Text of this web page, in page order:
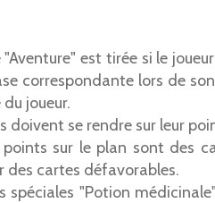
est tirée si le
correspondante lors de
joueur.
doivent se rendre sur leur
points sur le plan sont des
des cartes défavorables.
spéciales "Potion